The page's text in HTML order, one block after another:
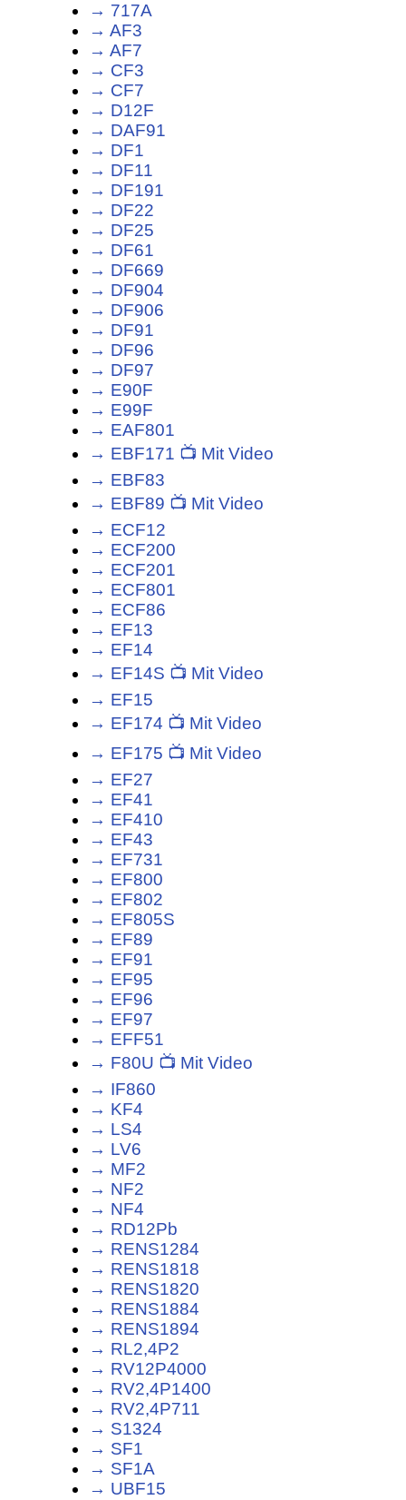
→ 717A
→ AF3
→ AF7
→ CF3
→ CF7
→ D12F
→ DAF91
→ DF1
→ DF11
→ DF191
→ DF22
→ DF25
→ DF61
→ DF669
→ DF904
→ DF906
→ DF91
→ DF96
→ DF97
→ E90F
→ E99F
→ EAF801
→ EBF171 📺 Mit Video
→ EBF83
→ EBF89 📺 Mit Video
→ ECF12
→ ECF200
→ ECF201
→ ECF801
→ ECF86
→ EF13
→ EF14
→ EF14S 📺 Mit Video
→ EF15
→ EF174 📺 Mit Video
→ EF175 📺 Mit Video
→ EF27
→ EF41
→ EF410
→ EF43
→ EF731
→ EF800
→ EF802
→ EF805S
→ EF89
→ EF91
→ EF95
→ EF96
→ EF97
→ EFF51
→ F80U 📺 Mit Video
→ IF860
→ KF4
→ LS4
→ LV6
→ MF2
→ NF2
→ NF4
→ RD12Pb
→ RENS1284
→ RENS1818
→ RENS1820
→ RENS1884
→ RENS1894
→ RL2,4P2
→ RV12P4000
→ RV2,4P1400
→ RV2,4P711
→ S1324
→ SF1
→ SF1A
→ UBF15